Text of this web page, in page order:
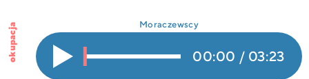
Moraczewscy
Włącz0%
00:00 / 03:23
okupacja